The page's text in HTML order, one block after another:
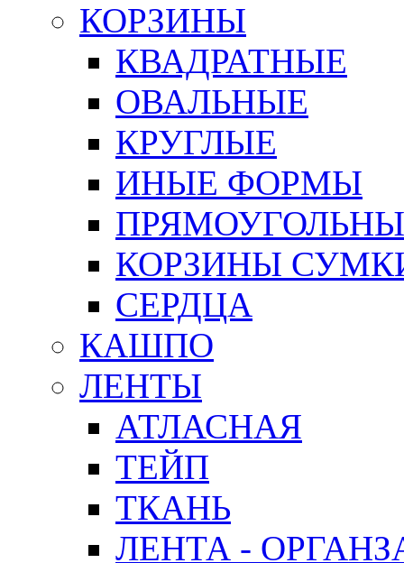
КОРЗИНЫ
КВАДРАТНЫЕ
ОВАЛЬНЫЕ
КРУГЛЫЕ
ИНЫЕ ФОРМЫ
КОРЗИНЫ
СЕРДЦА
КАШПО
ЛЕНТЫ
АТЛАСНАЯ
ТЕЙП
ТКАНЬ
ЛЕНТА -